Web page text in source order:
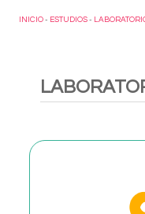
INICIO - ESTUDIOS -